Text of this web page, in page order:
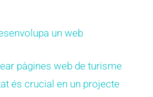
un web
pàgines web de turisme
és crucial en un projecte